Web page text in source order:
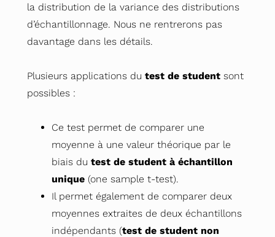
la distribution de la variance des distributions
d’échantillonnage. Nous ne rentrerons pas
davantage dans les détails.
Plusieurs applications dutest de student sont
possibles :
Ce test permet de comparer une
moyenne à une valeur théorique par le
biais dutest de student à échantillon
unique (one sample t-test).
Il permet également de comparer deux
moyennes extraites de deux échantillons
indépendants (test de student non